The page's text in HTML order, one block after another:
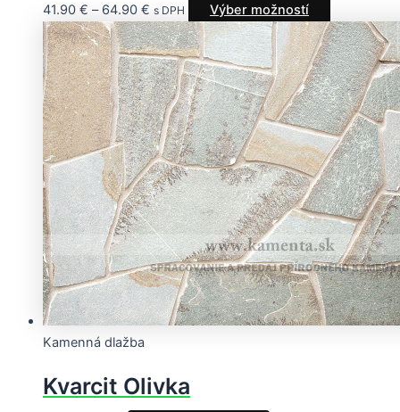
41.90 € – 64.90 € s DPH Výber možností
Kamenná dlažba
Kvarcit Olivka